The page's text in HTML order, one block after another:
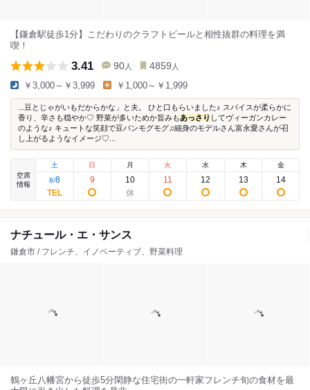
【鎌倉駅徒歩1分】こだわりのクラフトビールと相性抜群の料理を満
喫！
3.41 90 人 4859 人
￥3,000～￥3,999 ￥1,000～￥1,999
...豆とじゃがいもだからかな」と夫。 ひと口もらいました♪ スパイスが柔らかに
香り、辛さも穏やか♡ 野菜が多いためか旨みもあっさり してヴィーガンカレー
のような♪ キュートな笑顔で豆パンモグモグ♫細身のモデルさん富永愛さんが召
し上がるようなイメージ♡...
空席
情報
土
8/8
日
9
月
10
火
11
水
12
木
13
金
14
ナチュール・エ・サンス
鎌倉市 / フレンチ、イノベーティブ、野菜料理
鶴ヶ丘八幡宮から徒歩5分閑静な住宅街の一軒家フレンチ旬の食材を最